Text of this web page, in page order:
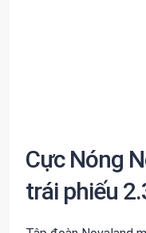
Cực Nóng
trái phiếu